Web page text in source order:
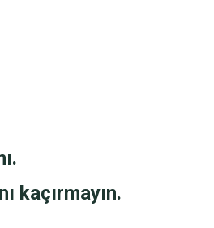
kaçırmayın.